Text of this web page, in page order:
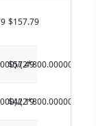
$157.79
$57.49
$42.19